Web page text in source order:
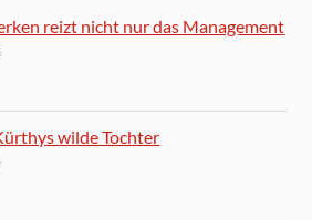
reizt nicht nur das Management
wilde Tochter